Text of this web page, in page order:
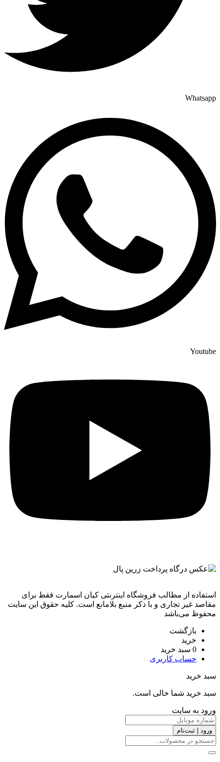
Whatsapp
Youtube
استفاده از مطالب فروشگاه اینترنتی کیان اسمارت فقط برای
مقاصد غیر تجاری و با ذکر منبع بلامانع است. کليه حقوق اين سايت
محفوظ می‌باشد
بازگشت
خرید
0 سبد خرید
حساب کاربری
سبد خرید
سبد خرید شما خالی است.
ورود به سایت
ورود | ثبت‌نام